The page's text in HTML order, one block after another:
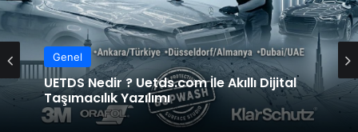
Genel
UETDS Nedir ? Uetds.com İle Akıllı Dijital
Taşımacılık Yazılımı